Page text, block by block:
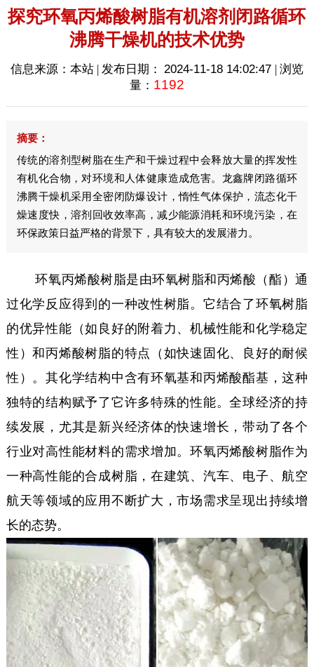
探究环氧丙烯酸树脂有机溶剂闭路循环
沸腾干燥机的技术优势
信息来源：本站 | 发布日期： 2024-11-18 14:02:47 | 浏览
量： 1192
摘要：
传统的溶剂型树脂在生产和干燥过程中会释放大量的挥发性
有机化合物，对环境和人体健康造成危害。龙鑫牌闭路循环
沸腾干燥机采用全密闭防爆设计，惰性气体保护，流态化干
燥速度快，溶剂回收效率高，减少能源消耗和环境污染，在
环保政策日益严格的背景下，具有较大的发展潜力。
环氧丙烯酸树脂是由环氧树脂和丙烯酸（酯）通
过化学反应得到的一种改性树脂。它结合了环氧树脂
的优异性能（如良好的附着力、机械性能和化学稳定
性）和丙烯酸树脂的特点（如快速固化、良好的耐候
性）。其化学结构中含有环氧基和丙烯酸酯基，这种
独特的结构赋予了它许多特殊的性能。全球经济的持
续发展，尤其是新兴经济体的快速增长，带动了各个
行业对高性能材料的需求增加。环氧丙烯酸树脂作为
一种高性能的合成树脂，在建筑、汽车、电子、航空
航天等领域的应用不断扩大，市场需求呈现出持续增
长的态势。